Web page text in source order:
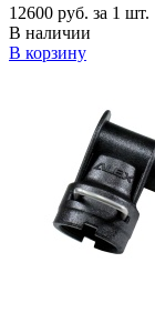
12600 руб. за 1 шт.
В наличии
В корзину